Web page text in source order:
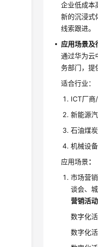
企业低成本
新的沉浸式
线索跟进。
应用场景及
通过华为云
务部门，提
适合行业：
ICT厂商
新能源
石油煤
机械设
应用场景：
市场营
谈会、
营销活
数字化
数字化